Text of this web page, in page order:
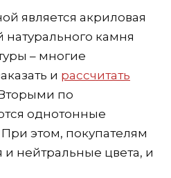
является акриловая
камня
– многие
и рассчитать
по
однотонные
этом, покупателям
и нейтральные цвета, и